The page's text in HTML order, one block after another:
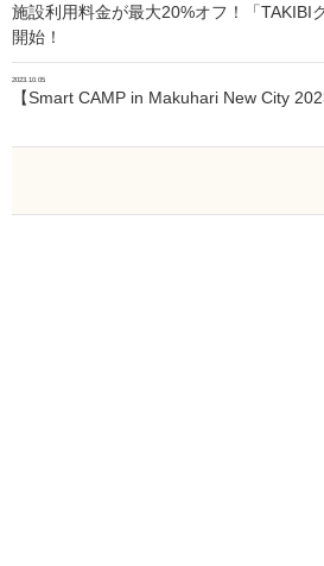
施設利用料金が最大20%オフ！「TAKIBI
開始！
2023.10.05
【Smart CAMP in Makuhari New City